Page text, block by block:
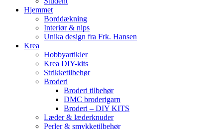
Hjemmet
Borddækning
Interiør & nips
Unika design fra Frk. Hansen
Krea
Hobbyartikler
Krea DIY-kits
Strikketilbehør
Broderi
Broderi tilbehør
DMC broderigarn
Broderi – DIY KITS
Læder & læderknuder
Perler & smykketilbehør